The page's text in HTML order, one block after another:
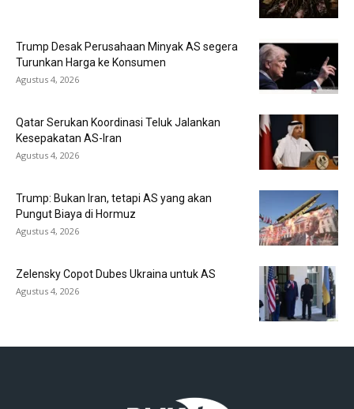
Trump Desak Perusahaan Minyak AS segera
Turunkan Harga ke Konsumen
Agustus 4, 2026
Qatar Serukan Koordinasi Teluk Jalankan
Kesepakatan AS-Iran
Agustus 4, 2026
Trump: Bukan Iran, tetapi AS yang akan
Pungut Biaya di Hormuz
Agustus 4, 2026
Zelensky Copot Dubes Ukraina untuk AS
Agustus 4, 2026